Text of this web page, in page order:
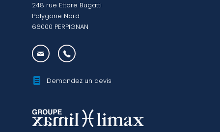
248 rue Ettore Bugatti
Polygone Nord
66000 PERPIGNAN
Demandez un devis